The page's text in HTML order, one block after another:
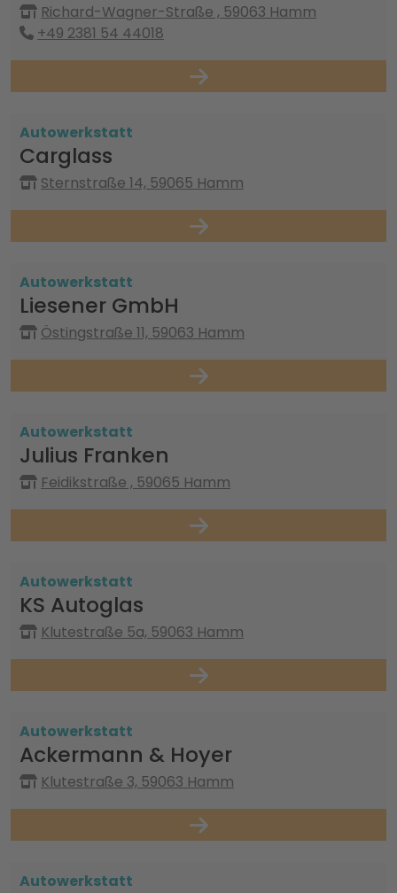
Richard-Wagner-Straße , 59063 Hamm
+49 2381 54 44018
Autowerkstatt
Carglass
Sternstraße 14, 59065 Hamm
Autowerkstatt
Liesener GmbH
Östingstraße 11, 59063 Hamm
Autowerkstatt
Julius Franken
Feidikstraße , 59065 Hamm
Autowerkstatt
KS Autoglas
Klutestraße 5a, 59063 Hamm
Autowerkstatt
Ackermann & Hoyer
Klutestraße 3, 59063 Hamm
Autowerkstatt